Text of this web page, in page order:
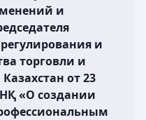
и
и
торговли и
от 23
НҚ «О создании